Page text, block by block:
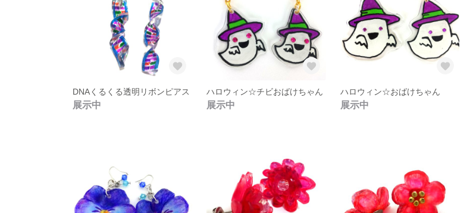
DNAくるくる透明リボンピアス
展示中
ハロウィン☆チビおばけちゃん
展示中
ハロウィン☆おばけちゃん
展示中